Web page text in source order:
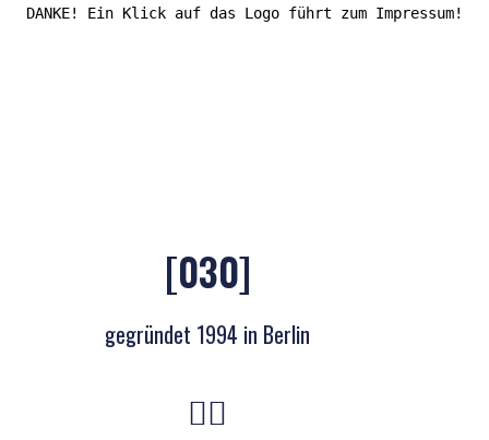
DANKE! Ein Klick auf das Logo führt zum Impressum!
[030]
gegründet 1994 in Berlin